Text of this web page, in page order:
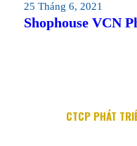
25 Tháng 6, 2021
Shophouse VCN
CTCP PHÁT